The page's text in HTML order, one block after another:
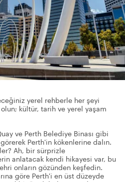
yerel rehberle her şeyi
kültür, tarih ve yerel yaşam
ve Perth Belediye Binası gibi
Perth'in kökenlerine dalın.
Ah, bir sürprizle
anlatacak kendi hikayesi var, bu
onların gözünden keşfedin.
göre Perth'i en üst düzeyde